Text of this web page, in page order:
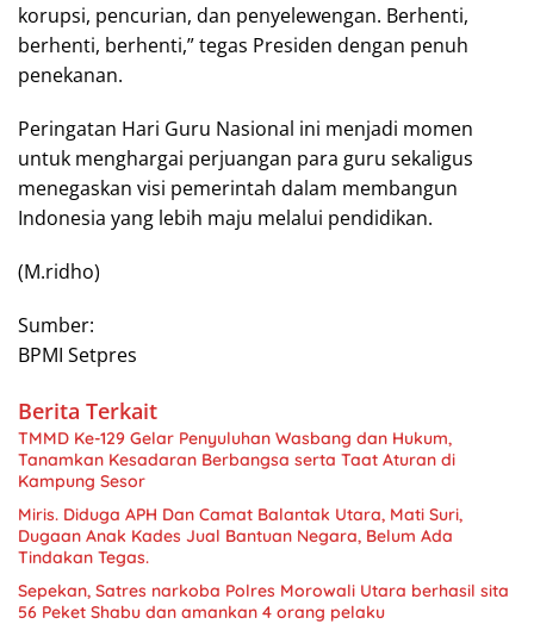
korupsi, pencurian, dan penyelewengan. Berhenti,
berhenti, berhenti,” tegas Presiden dengan penuh
penekanan.
Peringatan Hari Guru Nasional ini menjadi momen
untuk menghargai perjuangan para guru sekaligus
menegaskan visi pemerintah dalam membangun
Indonesia yang lebih maju melalui pendidikan.
(M.ridho)
Sumber:
BPMI Setpres
Berita Terkait
TMMD Ke-129 Gelar Penyuluhan Wasbang dan Hukum,
Tanamkan Kesadaran Berbangsa serta Taat Aturan di
Kampung Sesor
Miris. Diduga APH Dan Camat Balantak Utara, Mati Suri,
Dugaan Anak Kades Jual Bantuan Negara, Belum Ada
Sepekan, Satres narkoba Polres Morowali Utara berhasil sita
56 Peket Shabu dan amankan 4 orang pelaku